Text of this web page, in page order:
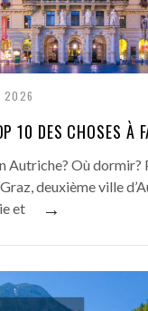
2026
10 DES CHOSES À
Autriche? Où dormir?
deuxième ville
et
→